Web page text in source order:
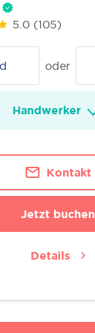
5.0 (105)
oder
Handwerker
Kontakt
Jetzt buchen
Details